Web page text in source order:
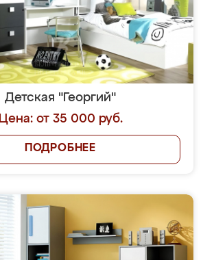
Детская "Георгий"
Цена: от 35 000 руб.
ПОДРОБНЕЕ